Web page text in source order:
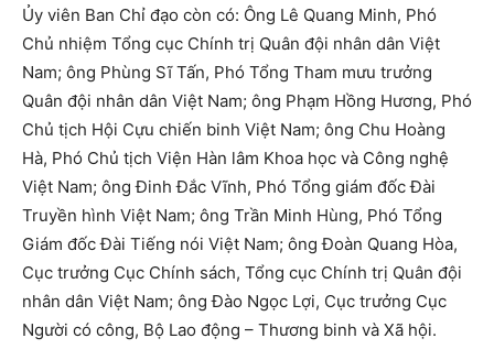
Ủy viên Ban Chỉ đạo còn có: Ông Lê Quang Minh, Phó
Chủ nhiệm Tổng cục Chính trị Quân đội nhân dân Việt
Nam; ông Phùng Sĩ Tấn, Phó Tổng Tham mưu trưởng
Quân đội nhân dân Việt Nam; ông Phạm Hồng Hương, Phó
Chủ tịch Hội Cựu chiến binh Việt Nam; ông Chu Hoàng
Hà, Phó Chủ tịch Viện Hàn lâm Khoa học và Công nghệ
Việt Nam; ông Đinh Đắc Vĩnh, Phó Tổng giám đốc Đài
Truyền hình Việt Nam; ông Trần Minh Hùng, Phó Tổng
Giám đốc Đài Tiếng nói Việt Nam; ông Đoàn Quang Hòa,
Cục trưởng Cục Chính sách, Tổng cục Chính trị Quân đội
nhân dân Việt Nam; ông Đào Ngọc Lợi, Cục trưởng Cục
Người có công, Bộ Lao động – Thương binh và Xã hội.